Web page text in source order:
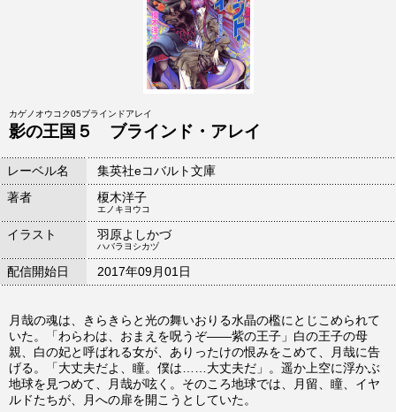
カゲノオウコク05ブラインドアレイ
影の王国５ ブラインド・アレイ
レーベル名
集英社eコバルト文庫
著者
榎木洋子
エノキヨウコ
イラスト 羽原よしかづ
ハバラヨシカヅ
配信開始日 2017年09月01日
月哉の魂は、きらきらと光の舞いおりる水晶の檻にとじこめられて
いた。「わらわは、おまえを呪うぞ――紫の王子」白の王子の母
親、白の妃と呼ばれる女が、ありったけの恨みをこめて、月哉に告
げる。「大丈夫だよ、瞳。僕は……大丈夫だ」。遥か上空に浮かぶ
地球を見つめて、月哉が呟く。そのころ地球では、月留、瞳、イヤ
ルドたちが、月への扉を開こうとしていた。